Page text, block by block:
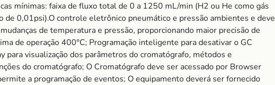
mínimas: faixa de fluxo total de 0 a 1250 mL/min (H2 ou He como gás
de 0,01psi).O controle eletrônico pneumático e pressão ambientes e deve
de temperatura e pressão, proporcionando maior precisão de
de operação 400°C; Programação inteligente para desativar o GC
visualização dos parâmetros do cromatógrafo, métodos e
do cromatógrafo; O Cromatógrafo deve ser acessado por Browser
a programação de eventos; O equipamento deverá ser fornecido